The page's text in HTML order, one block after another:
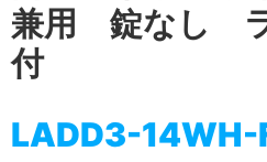
兼用 錠なし
付
LADD3-14WH-